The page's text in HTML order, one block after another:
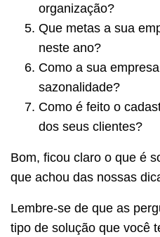
organização?
Que metas a sua
neste ano?
Como a sua
sazonalidade?
Como é feito o
dos seus clientes?
Bom, ficou claro o que é
que achou das nossas
Lembre-se de que as
tipo de solução que você